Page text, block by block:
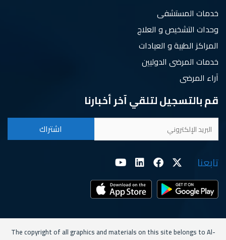
خدمات المستشفى
وحدات التشخيص و العلاج
المراكز الطبية و العيادات
خدمات المرضى الدوليين
آراء المرضى
قم بالتسجيل لتلقي آخر أخبارنا
تابعنا
The copyright of all graphics and materials on this site belongs to Al-